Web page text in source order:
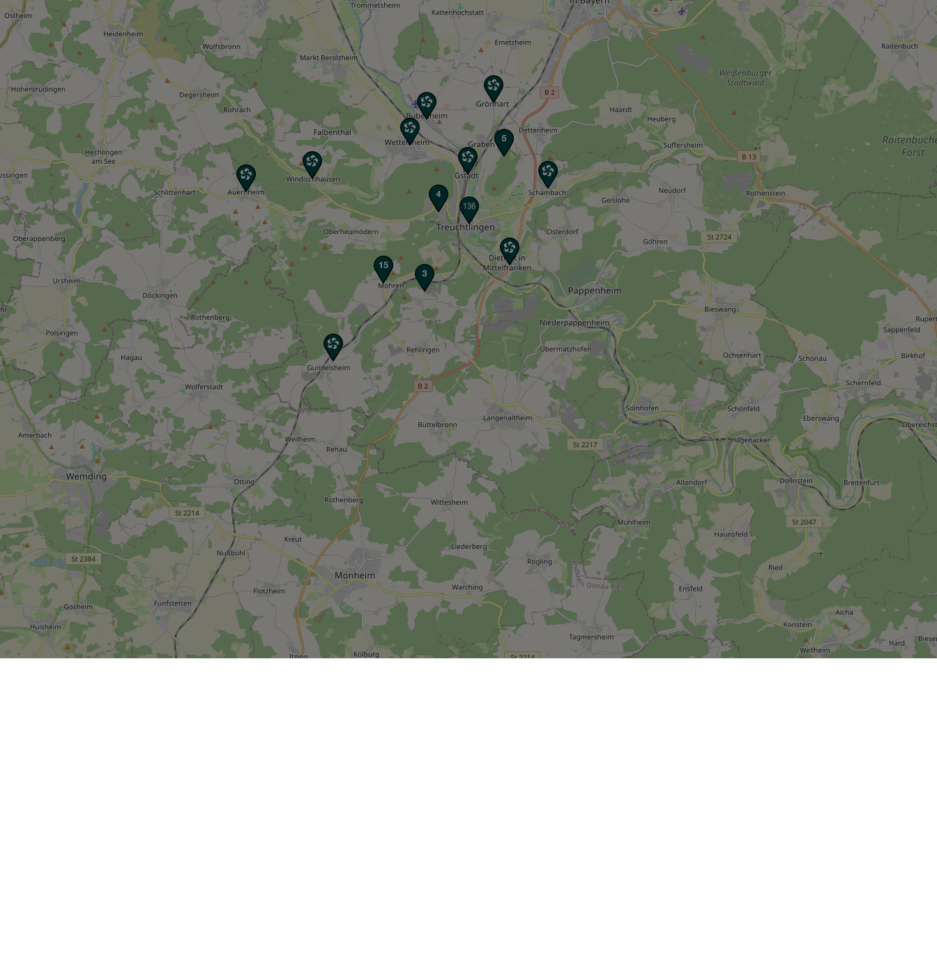
HINWEIS
Christkind & Engel gesucht!
Wir suchen dich als Christkind oder Engel. Hast
du Lust das Gesicht der Treuchtlinger
Schlossweihnacht zu sein, den Gästen ein
Lächeln ins Gesicht zu zaubern und Freude und
Herzlichkeit auszustrahlen? Dann melde dich
gerne bei uns!...
mehr